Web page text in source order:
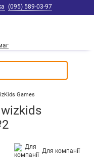
(095) 589-03-97
Games
wizkids
Для компанії